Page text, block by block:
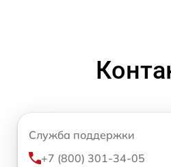
Служба поддержки
+7 (800) 301-34-05